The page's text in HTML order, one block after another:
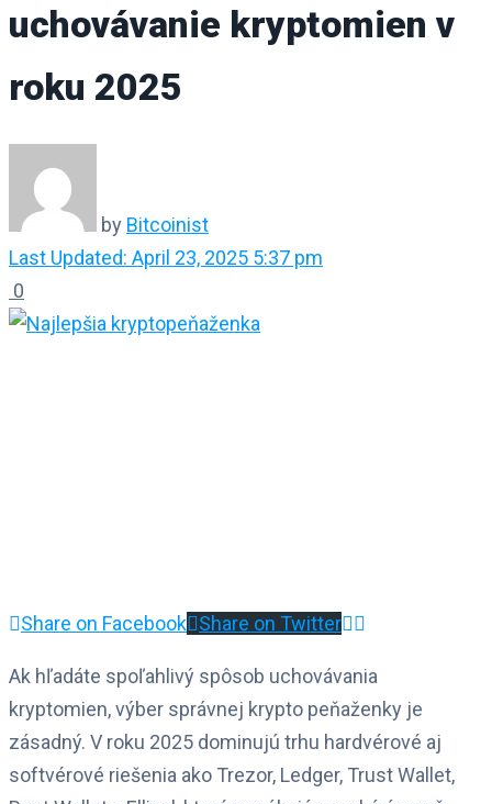
uchovávanie kryptomien v
roku 2025
by Bitcoinist
Last Updated: April 23, 2025 5:37 pm
0
Share on Facebook Share on Twitter
Ak hľadáte spoľahlivý spôsob uchovávania
kryptomien, výber správnej krypto peňaženky je
zásadný. V roku 2025 dominujú trhu hardvérové aj
softvérové riešenia ako Trezor, Ledger, Trust Wallet,